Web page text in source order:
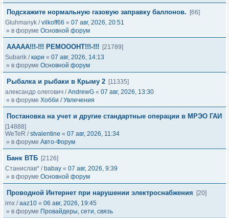
Подскажите нормальную газовую заправку баллонов.
[66]
Gluhmanyk /vilkoff66 « 07 авг, 2026, 20:51
» в форуме Основной форум
ААААА!!!-!!! РЕМОООНТ!!!-!!!
[21789]
Subarik /кари « 07 авг, 2026, 14:13
» в форуме Основной форум
Рыбалка и рыбаки в Крыму 2 [11335]
александр олегович /AndrewG « 07 авг, 2026, 13:30
» в форуме Хобби / Увлечения
Постановка на учет и другие стандартные операции в МРЭО ГАИ
[14888]
WeTeR /stvalentine « 07 авг, 2026, 11:34
» в форуме Авто-Форум
Банк ВТБ [2126]
Станислав* / babay « 07 авг, 2026, 9:39
» в форуме Основной форум
Проводной Интернет при нарушении электроснабжения
[20]
imx /aaz10 « 06 авг, 2026, 19:45
» в форуме Провайдеры, сети, связь